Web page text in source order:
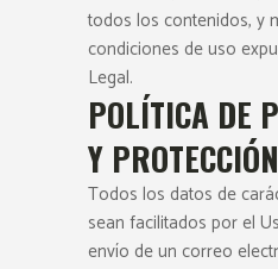
todos los contenidos, y
condiciones de uso
Legal.
POLÍTICA DE
Y
Todos los datos de
sean facilitados por el
envío de un correo